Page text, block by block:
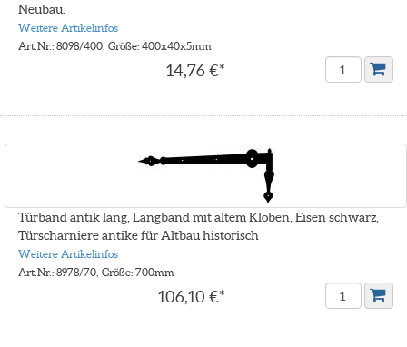
Neubau.
Weitere Artikelinfos
Art.Nr.: 8098/400, Größe: 400x40x5mm
14,76 €*
Türband antik lang, Langband mit altem Kloben, Eisen schwarz,
Türscharniere antike für Altbau historisch
Weitere Artikelinfos
Art.Nr.: 8978/70, Größe: 700mm
106,10 €*